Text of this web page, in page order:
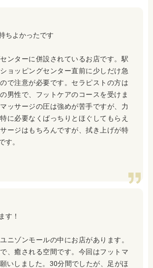
ちよかったです
ンターに併設されているお店です。駅
ョッピングセンター直前に少しだけ急
で注意が必要です。セラピストの方は
男性で、フットケアのコースを受けま
ッサージの圧は強めが苦手ですが、力
に必要なくばっちりとほぐしてもらえ
ージはもちろんですが、拭き上げが特
す。
す！
ニゾンモールの中にお店があります。
、癒される空間です。今回はフットマ
いしました。30分間でしたが、足がほ